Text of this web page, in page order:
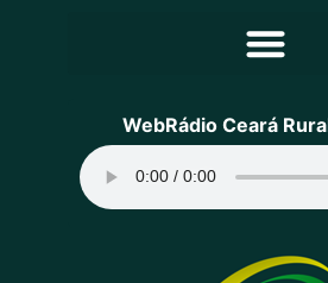
Principal
Equipe
WebRádio Ceará